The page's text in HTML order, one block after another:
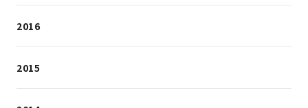
2016
2015